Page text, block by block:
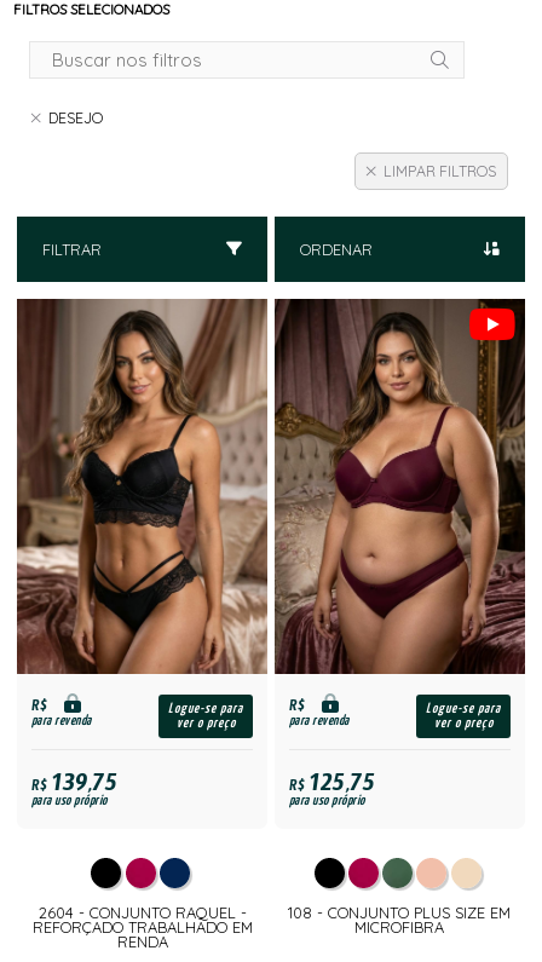
FILTROS SELECIONADOS
DESEJO
LIMPAR FILTROS
FILTRAR ORDENAR
R$
para revenda
Logue-se para
ver o preço
R$139,75
para uso próprio
2604 - CONJUNTO RAQUEL -
REFORÇADO TRABALHADO EM
RENDA
R$
para revenda
Logue-se para
ver o preço
R$125,75
para uso próprio
108 - CONJUNTO PLUS SIZE EM
MICROFIBRA